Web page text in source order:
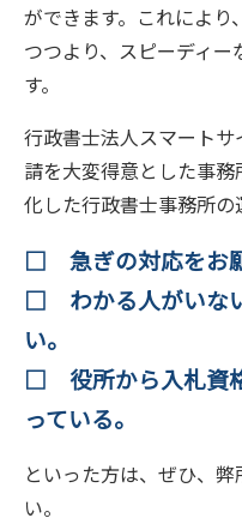
ができます。これにより
つつより、スピーディ
す。
行政書士法人スマート
請を大変得意とした事
化した行政書士事務所の
□ 急ぎの対応をお
□ わかる人がいな
い。
□ 役所から入札資
っている。
といった方は、ぜひ、
い。